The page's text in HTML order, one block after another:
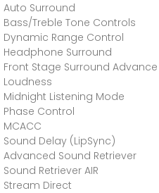
Auto Surround
Bass/Treble Tone Controls
Dynamic Range Control
Headphone Surround
Front Stage Surround Advance
Loudness
Midnight Listening Mode
Phase Control
MCACC
Sound Delay (LipSync)
Advanced Sound Retriever
Sound Retriever AIR
Stream Direct